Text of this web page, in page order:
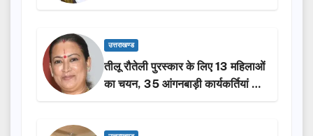
से न छूटे…
उत्तराखण्ड
तीलू रौतेली पुरस्कार के लिए 13 महिलाओं
का चयन, 35 आंगनबाड़ी कार्यकर्तियां भी
होंगी सम्मानित…